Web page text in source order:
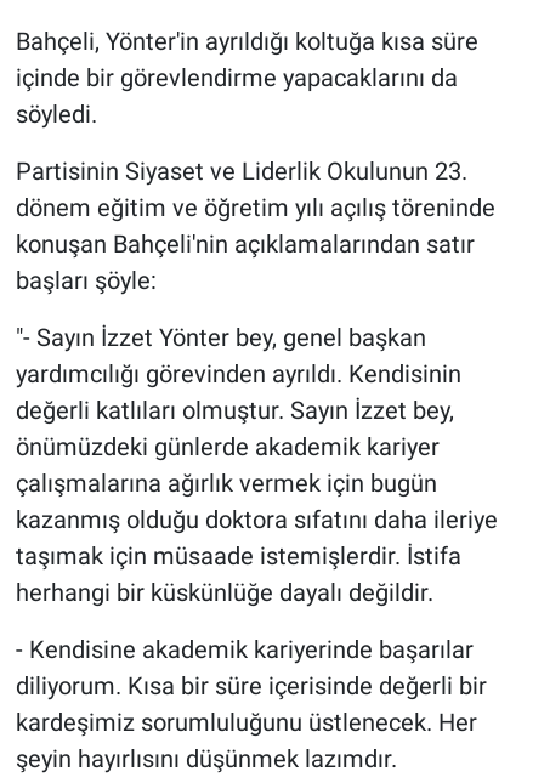
Bahçeli, Yönter'in ayrıldığı koltuğa kısa süre
içinde bir görevlendirme yapacaklarını da
söyledi.
Partisinin Siyaset ve Liderlik Okulunun 23.
dönem eğitim ve öğretim yılı açılış töreninde
konuşan Bahçeli'nin açıklamalarından satır
başları şöyle:
"- Sayın İzzet Yönter bey, genel başkan
yardımcılığı görevinden ayrıldı. Kendisinin
değerli katlıları olmuştur. Sayın İzzet bey,
önümüzdeki günlerde akademik kariyer
çalışmalarına ağırlık vermek için bugün
kazanmış olduğu doktora sıfatını daha ileriye
taşımak için müsaade istemişlerdir. İstifa
herhangi bir küskünlüğe dayalı değildir.
- Kendisine akademik kariyerinde başarılar
diliyorum. Kısa bir süre içerisinde değerli bir
kardeşimiz sorumluluğunu üstlenecek. Her
şeyin hayırlısını düşünmek lazımdır.